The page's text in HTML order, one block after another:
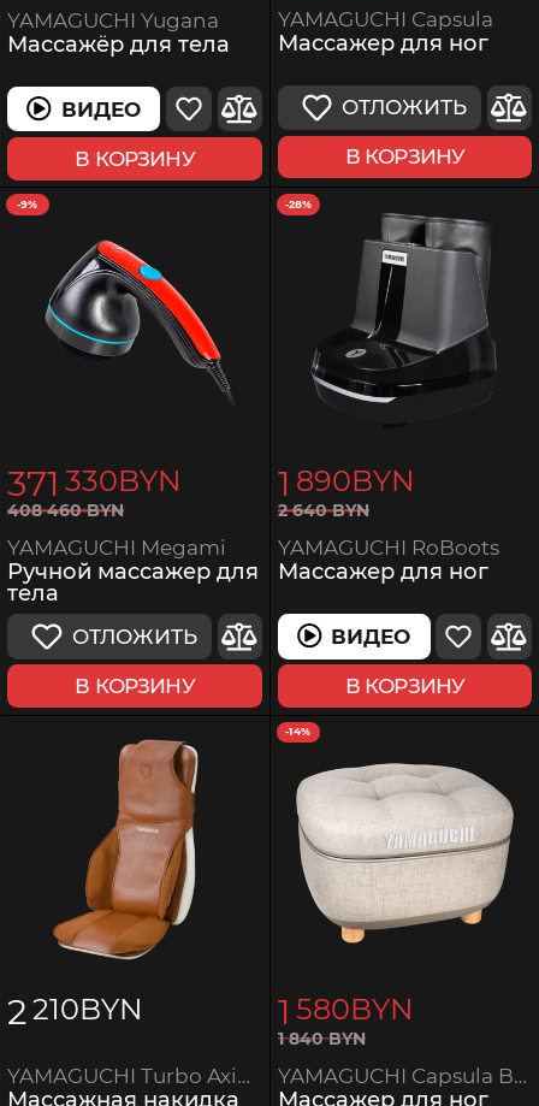
YAMAGUCHI Yugana
Массажёр для тела
ВИДЕО
В КОРЗИНУ
YAMAGUCHI Capsula
Массажер для ног
ОТЛОЖИТЬ
В КОРЗИНУ
-9%
371 330BYN
408 460BYN
YAMAGUCHI Megami
Ручной массажер для
тела
ОТЛОЖИТЬ
В КОРЗИНУ
-28%
1 890BYN
2 640BYN
YAMAGUCHI RoBoots
Массажер для ног
ВИДЕО
В КОРЗИНУ
2 210BYN
YAMAGUCHI Turbo Axiom
Массажная накидка
-14%
1 580BYN
1 840BYN
YAMAGUCHI Capsula Beige
Массажер для ног